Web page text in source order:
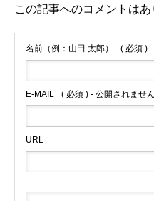
この記事へのコメントはあ
名前（例：山田 太郎） ( 必須 )
E-MAIL ( 必須 ) - 公開されませ
URL